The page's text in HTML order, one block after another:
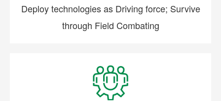
Deploy technologies as Driving force; Survive
through Field Combating